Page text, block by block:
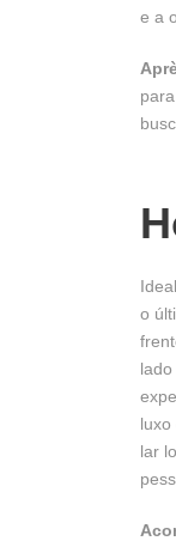
e a
o
lar